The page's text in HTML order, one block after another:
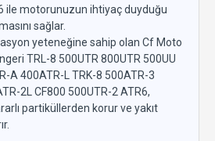
ile motorunuzun ihtiyaç duyduğu
sağlar.
yeteneğine sahip olan Cf Moto
TRL-8 500UTR 800UTR 500UU
A 400ATR-L TRK-8 500ATR-3
2L CF800 500UTR-2 ATR6,
partiküllerden korur ve yakıt